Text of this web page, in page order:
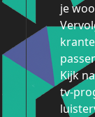
je
Kijk
tv-